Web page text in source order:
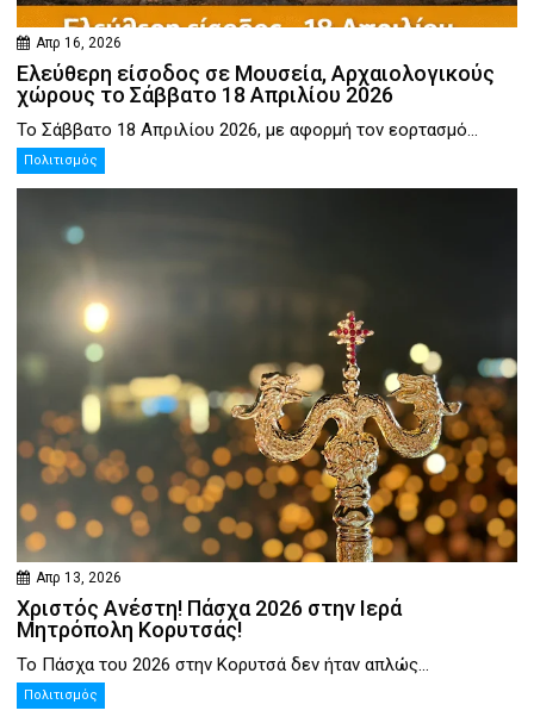
Απρ 16, 2026
Ελεύθερη είσοδος σε Μουσεία, Αρχαιολογικούς
χώρους το Σάββατο 18 Απριλίου 2026
Το Σάββατο 18 Απριλίου 2026, με αφορμή τον εορτασμό...
Πολιτισμός
Απρ 13, 2026
Χριστός Ανέστη! Πάσχα 2026 στην Ιερά
Μητρόπολη Κορυτσάς!
Το Πάσχα του 2026 στην Κορυτσά δεν ήταν απλώς...
Πολιτισμός